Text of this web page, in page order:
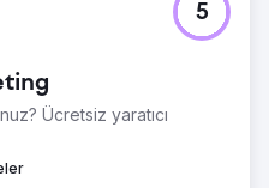
Ücretsiz yaratıcı
5